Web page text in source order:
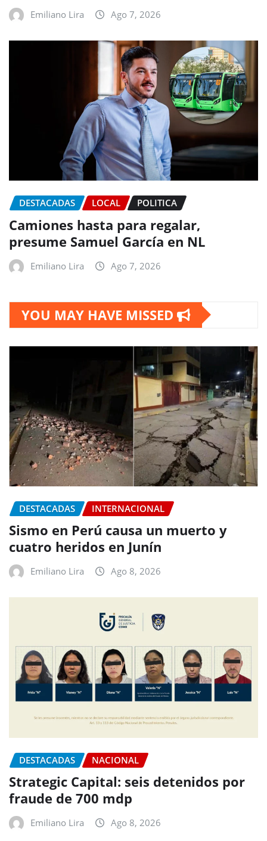
Emiliano Lira Ago 7, 2026
DESTACADAS LOCAL POLITICA
Camiones hasta para regalar,
presume Samuel García en NL
Emiliano Lira Ago 7, 2026
YOU MAY HAVE MISSED
DESTACADAS INTERNACIONAL
Sismo en Perú causa un muerto y
cuatro heridos en Junín
Emiliano Lira Ago 8, 2026
DESTACADAS NACIONAL
Strategic Capital: seis detenidos por
fraude de 700 mdp
Emiliano Lira Ago 8, 2026